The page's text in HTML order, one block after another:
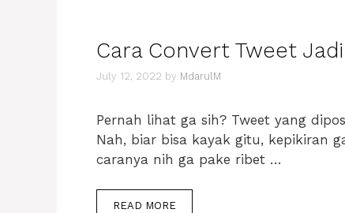
Cara Convert Tweet
July 12, 2022 by MdarulM
Pernah lihat ga sih? Tweet yang
Nah, biar bisa kayak gitu, kepikiran
caranya nih ga pake ribet …
READ MORE